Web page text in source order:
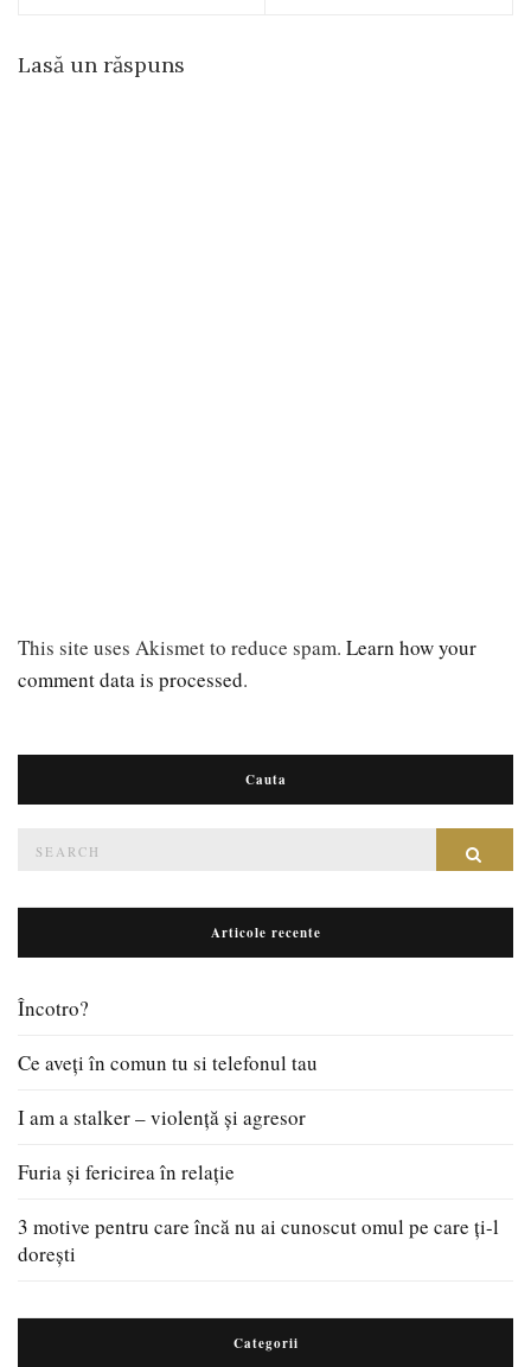
Lasă un răspuns
This site uses Akismet to reduce spam. Learn how your
comment data is processed.
Cauta
for:
Articole recente
Încotro?
Ce aveți în comun tu si telefonul tau
I am a stalker – violență și agresor
Furia și fericirea în relație
3 motive pentru care încă nu ai cunoscut omul pe care ți-l
dorești
Categorii